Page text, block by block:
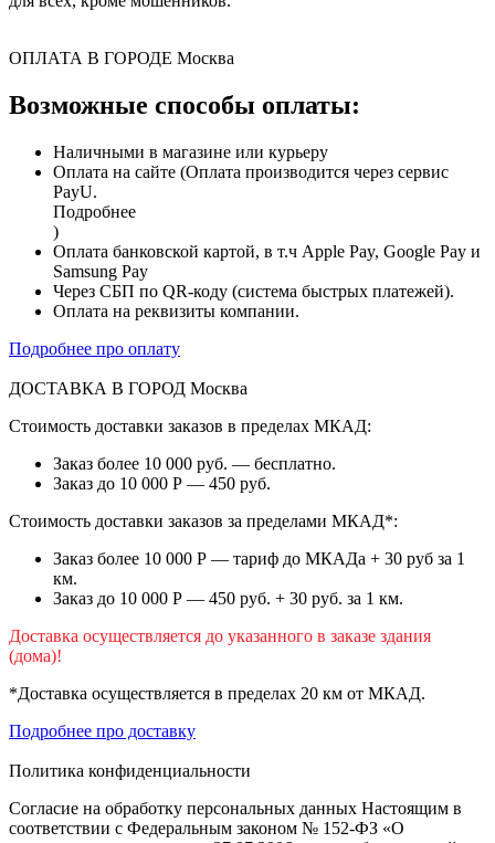
ОПЛАТА В ГОРОДЕ Москва
Возможные способы оплаты:
Наличными в магазине или курьеру
Оплата на сайте (Оплата производится через сервис
PayU.
Подробнее
)
Оплата банковской картой, в т.ч Apple Pay, Google Pay и
Samsung Pay
Через СБП по QR-коду (система быстрых платежей).
Оплата на реквизиты компании.
Подробнее про оплату
ДОСТАВКА В ГОРОД Москва
Стоимость доставки заказов в пределах МКАД:
Заказ более 10 000 руб. — бесплатно.
Заказ до 10 000 Р — 450 руб.
Стоимость доставки заказов за пределами МКАД*:
Заказ более 10 000 Р — тариф до МКАДа + 30 руб за 1
км.
Заказ до 10 000 Р — 450 руб. + 30 руб. за 1 км.
Доставка осуществляется до указанного в заказе здания
(дома)!
*Доставка осуществляется в пределах 20 км от МКАД.
Подробнее про доставку
Политика конфиденциальности
Согласие на обработку персональных данных Настоящим в
соответствии с Федеральным законом № 152-ФЗ «О